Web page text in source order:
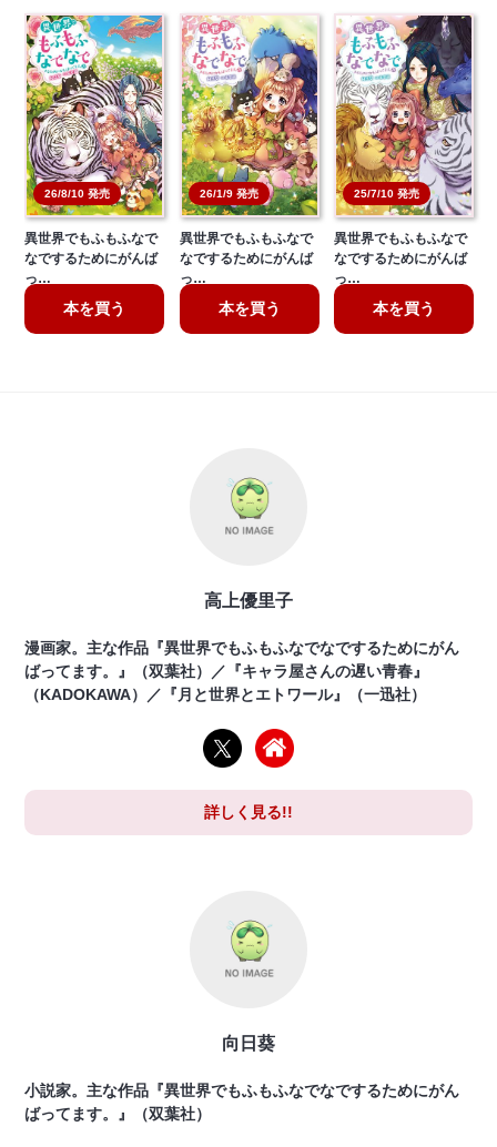
26/8/10 発売
異世界でもふもふなで
なでするためにがんば
っ…
本を買う
26/1/9 発売
異世界でもふもふなで
なでするためにがんば
っ…
本を買う
25/7/10 発売
異世界でもふもふなで
なでするためにがんば
っ…
本を買う
高上優里子
漫画家。主な作品『異世界でもふもふなでなでするためにがん
ばってます。』（双葉社）／『キャラ屋さんの遅い青春』
（KADOKAWA）／『月と世界とエトワール』（一迅社）
詳しく見る!!
向日葵
小説家。主な作品『異世界でもふもふなでなでするためにがん
ばってます。』（双葉社）